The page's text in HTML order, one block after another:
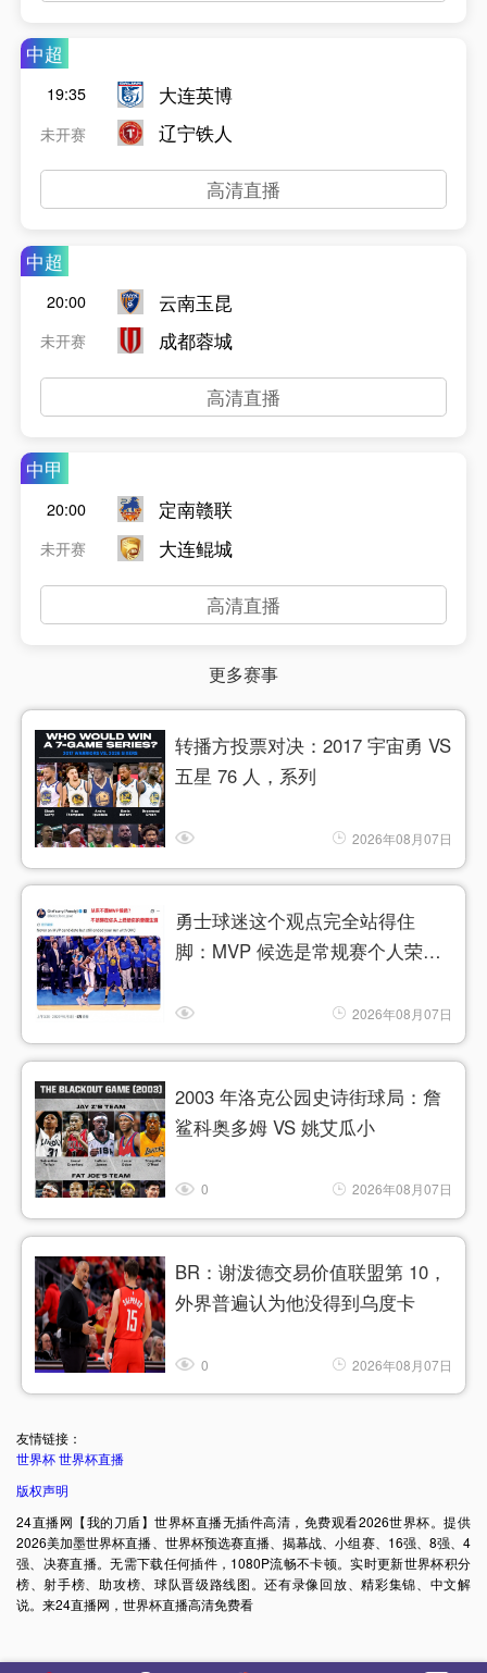
中超
19:35
未开赛
大连英博
辽宁铁人
高清直播
中超
20:00
未开赛
云南玉昆
成都蓉城
高清直播
中甲
20:00
未开赛
定南赣联
大连鲲城
高清直播
更多赛事
转播方投票对决：2017 宇宙勇 VS
五星 76 人，系列
2026年08月07日
勇士球迷这个观点完全站得住
脚：MVP 候选是常规赛个人荣
2026年08月07日
2003 年洛克公园史诗街球局：詹
鲨科奥多姆 VS 姚艾瓜小
0 2026年08月07日
BR：谢泼德交易价值联盟第 10，
外界普遍认为他没得到乌度卡
0 2026年08月07日
友情链接：
世界杯世界杯直播
版权声明
24直播网【我的刀盾】世界杯直播无插件高清，免费观看2026世界杯。提供
2026美加墨世界杯直播、世界杯预选赛直播、揭幕战、小组赛、16强、8强、4
强、决赛直播。无需下载任何插件，1080P流畅不卡顿。实时更新世界杯积分
榜、射手榜、助攻榜、球队晋级路线图。还有录像回放、精彩集锦、中文解
说。来24直播网，世界杯直播高清免费看